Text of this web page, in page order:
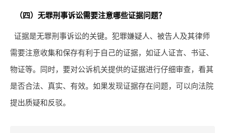
（四）无罪刑事诉讼需要注意哪些证据问题？
证据是无罪刑事诉讼的关键。犯罪嫌疑人、被告人及其律师
需要注意收集和保存有利于自己的证据，如证人证言、书证、
物证等。同时，要对公诉机关提供的证据进行仔细审查，看其
是否合法、真实、有效。如果发现证据存在问题，可以向法院
提出质疑和反驳。